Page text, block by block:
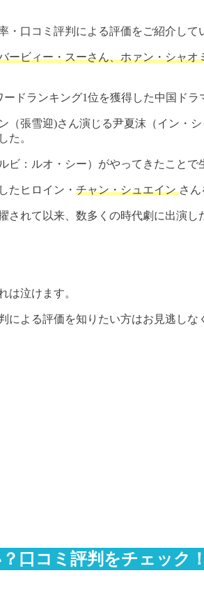
口コミ評判による評価をご紹介して
ービィー・スーさん、ホァン・シャ
ドランキング1位を獲得した中国ドラ
張雪迎)さん演じる尹夏沫（イン・
た。
：ルオ・シー）がやってきたこと
たヒロイン・ チャン・シュエインさん
されて以来、数多くの時代劇に出演し
は泣けます。
よる評価を知りたい方はお見逃しな
口コミ評判をチェック！